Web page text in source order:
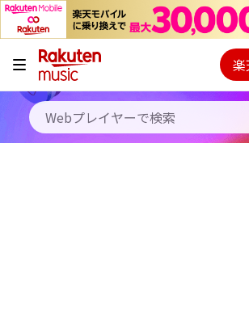
キャンペーン
料金プラン
使い方 ご契